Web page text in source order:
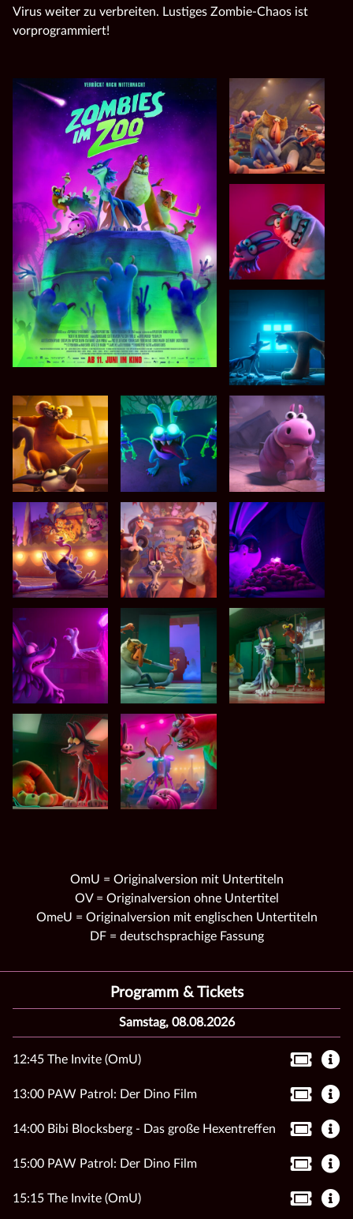
Virus weiter zu verbreiten. Lustiges Zombie-Chaos ist
vorprogrammiert!
OmU = Originalversion mit Untertiteln
OV = Originalversion ohne Untertitel
OmeU = Originalversion mit englischen Untertiteln
DF = deutschsprachige Fassung
Programm & Tickets
Samstag, 08.08.2026
12:45 The Invite (OmU)
13:00 PAW Patrol: Der Dino Film
14:00 Bibi Blocksberg - Das große Hexentreffen
15:00 PAW Patrol: Der Dino Film
15:15 The Invite (OmU)